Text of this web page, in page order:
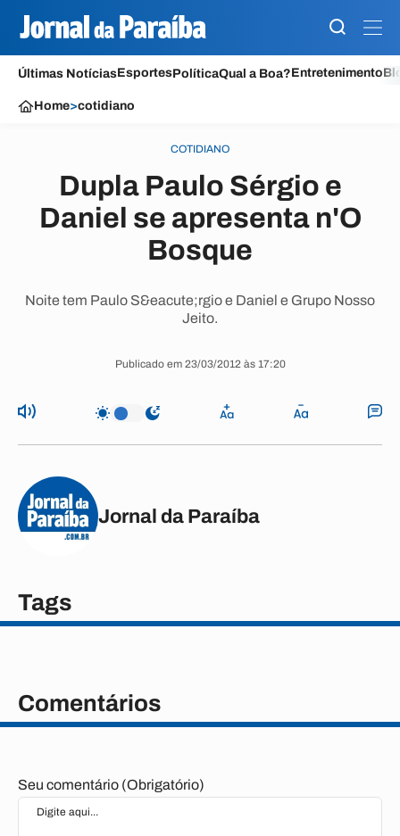
Últimas NotíciasEsportesPolíticaQual a Boa?Entretenimento
Home>cotidiano
COTIDIANO
Dupla Paulo Sérgio e
Daniel se apresenta n'O
Bosque
Noite tem Paulo S&eacute;rgio e Daniel e Grupo Nosso
Jeito.
Publicado em 23/03/2012 às 17:20
Jornal da Paraíba
Tags
Comentários
Seu comentário (Obrigatório)